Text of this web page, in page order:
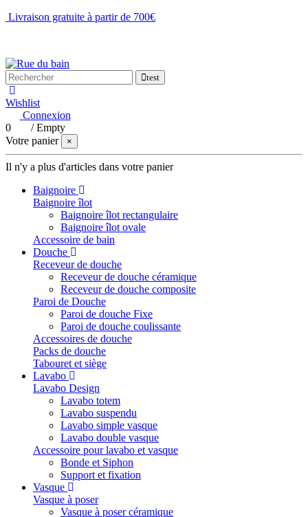
Livraison gratuite à partir de 700€
test
Wishlist
Connexion
0
/Empty
Votre panier
×
Il n'y a plus d'articles dans votre panier
Baignoire
Baignoire îlot
Baignoire îlot rectangulaire
Baignoire îlot ovale
Accessoire de bain
Douche
Receveur de douche
Receveur de douche céramique
Receveur de douche composite
Paroi de Douche
Paroi de douche Fixe
Paroi de douche coulissante
Accessoires de douche
Packs de douche
Tabouret et siège
Lavabo
Lavabo Design
Lavabo totem
Lavabo suspendu
Lavabo simple vasque
Lavabo double vasque
Accessoire pour lavabo et vasque
Bonde et Siphon
Support et fixation
Vasque
Vasque à poser
Vasque à poser céramique